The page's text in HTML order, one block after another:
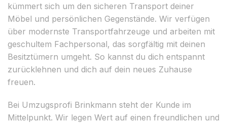
kümmert sich um den sicheren Transport deiner
Möbel und persönlichen Gegenstände. Wir verfügen
über modernste Transportfahrzeuge und arbeiten mit
geschultem Fachpersonal, das sorgfältig mit deinen
Besitztümern umgeht. So kannst du dich entspannt
zurücklehnen und dich auf dein neues Zuhause
freuen.
Bei Umzugsprofi Brinkmann steht der Kunde im
Mittelpunkt. Wir legen Wert auf einen freundlichen und